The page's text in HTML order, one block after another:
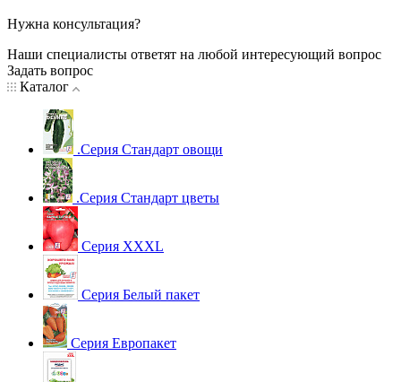
Нужна консультация?
Наши специалисты ответят на любой интересующий вопрос
Задать вопрос
Каталог
.Серия Стандарт овощи
.Серия Стандарт цветы
Серия XXXL
Серия Белый пакет
Серия Европакет